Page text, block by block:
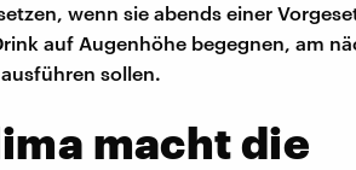
wenn sie abends einer
auf Augenhöhe begegnen, am
sollen.
macht die